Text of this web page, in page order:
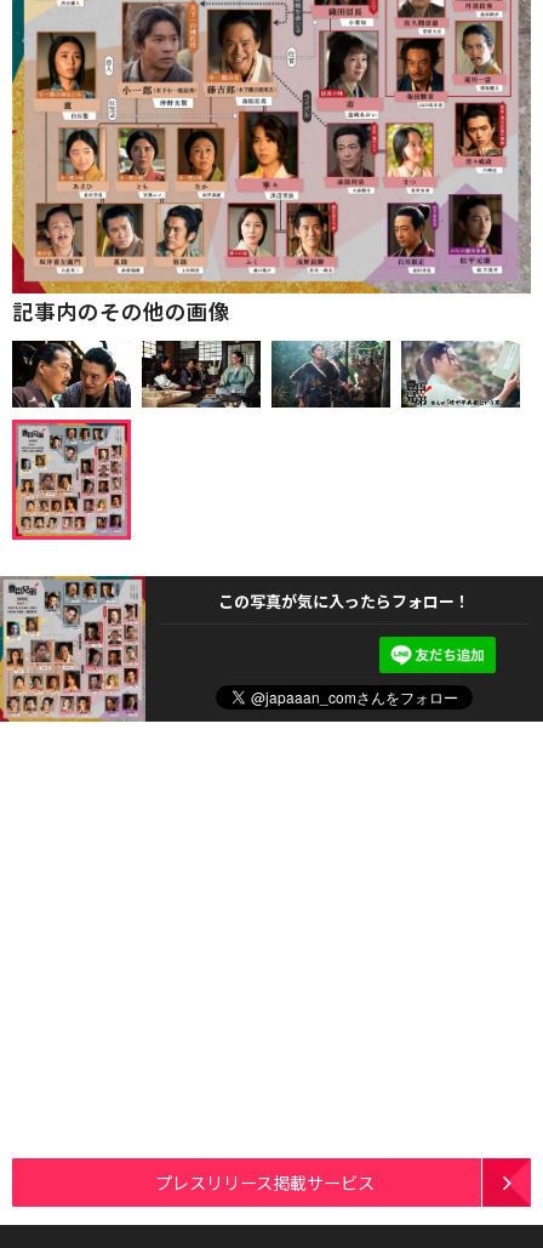
記事内のその他の画像
この写真が気に入ったらフォロー！
プレスリリース掲載サービス